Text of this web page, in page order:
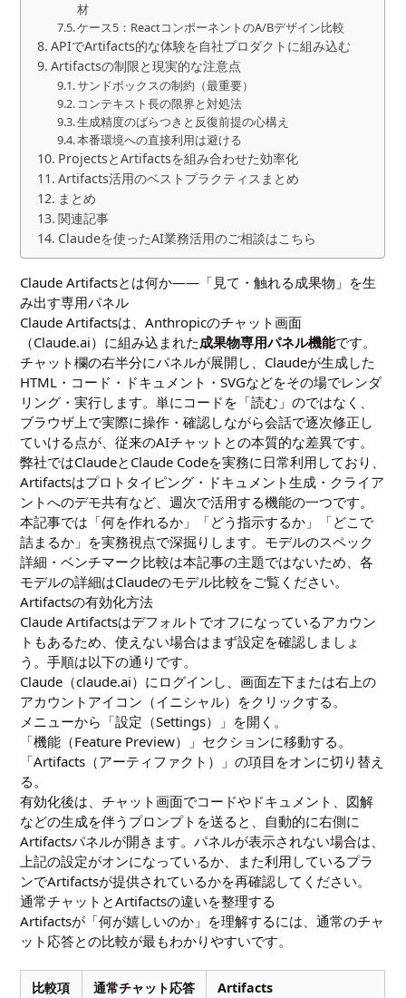
材
ケース5：ReactコンポーネントのA/Bデザイン比較
APIでArtifacts的な体験を自社プロダクトに組み込む
Artifactsの制限と現実的な注意点
サンドボックスの制約（最重要）
コンテキスト長の限界と対処法
生成精度のばらつきと反復前提の心構え
本番環境への直接利用は避ける
ProjectsとArtifactsを組み合わせた効率化
Artifacts活用のベストプラクティスまとめ
まとめ
関連記事
Claudeを使ったAI業務活用のご相談はこちら
Claude Artifactsとは何か――「見て・触れる成果物」を生
み出す専用パネル
Claude Artifactsは、Anthropicのチャット画面
（Claude.ai）に組み込まれた成果物専用パネル機能です。
チャット欄の右半分にパネルが展開し、Claudeが生成した
HTML・コード・ドキュメント・SVGなどをその場でレンダ
リング・実行します。単にコードを「読む」のではなく、
ブラウザ上で実際に操作・確認しながら会話で逐次修正し
ていける点が、従来のAIチャットとの本質的な差異です。
弊社ではClaudeとClaude Codeを実務に日常利用しており、
Artifactsはプロトタイピング・ドキュメント生成・クライア
ントへのデモ共有など、週次で活用する機能の一つです。
本記事では「何を作れるか」「どう指示するか」「どこで
詰まるか」を実務視点で深掘りします。モデルのスペック
詳細・ベンチマーク比較は本記事の主題ではないため、各
モデルの詳細はClaudeのモデル比較をご覧ください。
Artifactsの有効化方法
Claude Artifactsはデフォルトでオフになっているアカウン
トもあるため、使えない場合はまず設定を確認しましょ
う。手順は以下の通りです。
Claude（claude.ai）にログインし、画面左下または右上の
アカウントアイコン（イニシャル）をクリックする。
メニューから「設定（Settings）」を開く。
「機能（Feature Preview）」セクションに移動する。
「Artifacts（アーティファクト）」の項目をオンに切り替え
る。
有効化後は、チャット画面でコードやドキュメント、図解
などの生成を伴うプロンプトを送ると、自動的に右側に
Artifactsパネルが開きます。パネルが表示されない場合は、
上記の設定がオンになっているか、また利用しているプラ
ンでArtifactsが提供されているかを再確認してください。
通常チャットとArtifactsの違いを整理する
Artifactsが「何が嬉しいのか」を理解するには、通常のチャ
ット応答との比較が最もわかりやすいです。
比較項
通常チャット応答 Artifacts